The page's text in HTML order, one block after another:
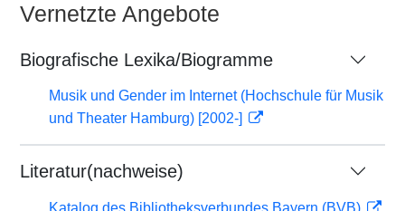
Vernetzte Angebote
Biografische Lexika/Biogramme
Musik und Gender im Internet (Hochschule für Musik
und Theater Hamburg) [2002-]
Literatur(nachweise)
Katalog des Bibliotheksverbundes Bayern (BVB)